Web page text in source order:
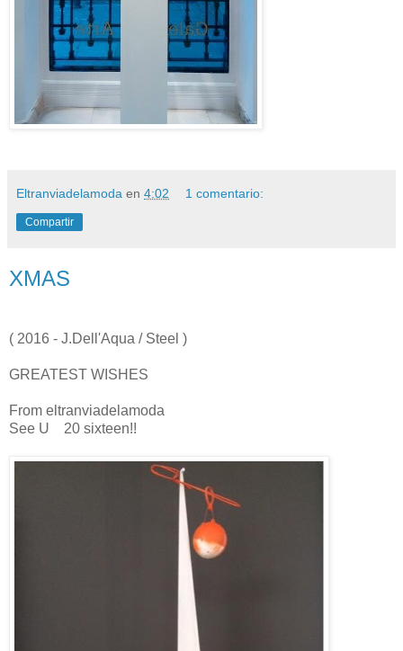
Eltranviadelamoda en 4:02 1 comentario:
Compartir
XMAS
( 2016 - J.Dell'Aqua / Steel )
GREATEST WISHES
From eltranviadelamoda
See U 20 sixteen!!